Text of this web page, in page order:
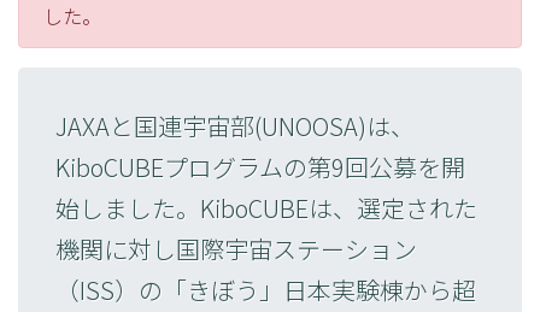
した。
JAXAと国連宇宙部(UNOOSA)は、
KiboCUBEプログラムの第9回公募を開
始しました。KiboCUBEは、選定された
機関に対し国際宇宙ステーション
（ISS）の「きぼう」日本実験棟から超